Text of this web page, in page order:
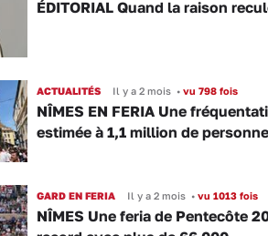
ÉDITORIAL Quand la raison
ACTUALITÉS Il y a 2 mois •vu 798 fois
NÎMES EN FERIA Une
estimée à 1,1 million de
GARD EN FERIA Il y a 2 mois •vu 1013 fois
NÎMES Une feria de Pentecôte